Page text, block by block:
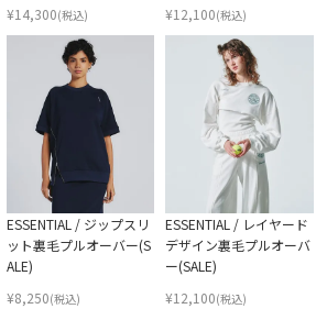
¥14,300(税込)
¥12,100(税込)
ESSENTIAL / ジップスリ
ット裏毛プルオーバー(S
ALE)
¥8,250(税込)
ESSENTIAL / レイヤード
デザイン裏毛プルオーバ
ー(SALE)
¥12,100(税込)